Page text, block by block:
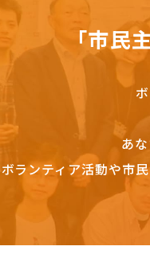
「市民
あ
ボランティア活動や市